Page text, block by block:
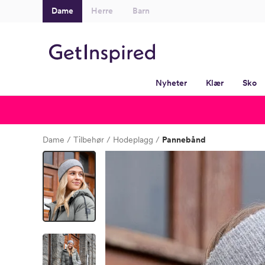
Dame Herre Barn
Nyheter Klær Sko
Dame Tilbehør Hodeplagg Pannebånd